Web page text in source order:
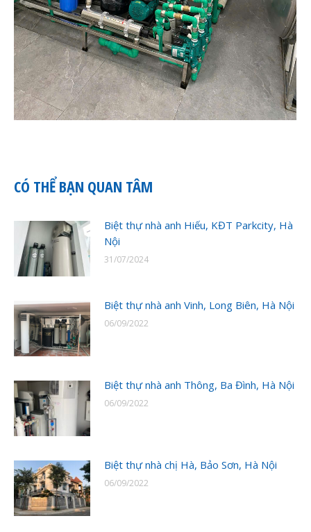
CÓ THỂ BẠN QUAN TÂM
Biệt thự nhà anh Hiếu, KĐT Parkcity, Hà
Nội
31/07/2024
Biệt thự nhà anh Vinh, Long Biên, Hà Nội
06/09/2022
Biệt thự nhà anh Thông, Ba Đình, Hà Nội
06/09/2022
Biệt thự nhà chị Hà, Bảo Sơn, Hà Nội
06/09/2022